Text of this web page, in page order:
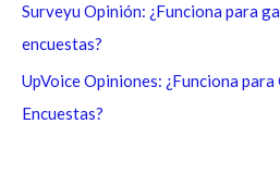
Surveyu Opinión: ¿Funciona para
encuestas?
UpVoice Opiniones: ¿Funciona
Encuestas?